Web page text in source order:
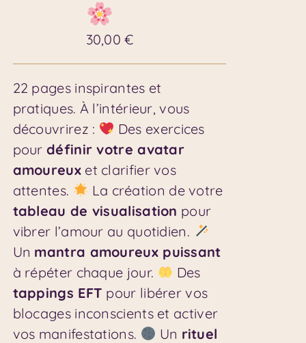
30,00€
22 pages inspirantes et
pratiques. À l’intérieur, vous
découvrirez :
Des exercices
pourdéfinir votre avatar
amoureuxet clarifier vos
attentes.
La création de votre
tableau de visualisation pour
vibrer l’amour au quotidien.
Un mantra amoureux puissant
à répéter chaque jour.
Des
tappings EFT pour libérer vos
blocages inconscients et activer
vos manifestations.
Un rituel